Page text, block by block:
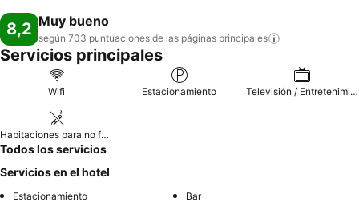
8,2 Muy bueno
según 703 puntuaciones de las páginas principales
Servicios principales
Wifi Estacionamiento Televisión / Entretenimiento
Habitaciones para no fumadores
Todos los servicios
Servicios en el hotel
Estacionamiento
Bar